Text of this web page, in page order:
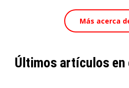
Más acerca
Últimos artículos en